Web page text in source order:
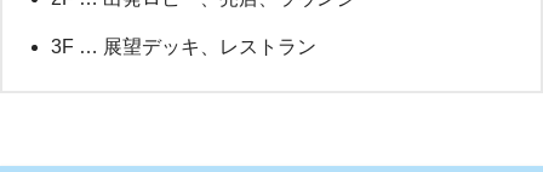
3F … 展望デッキ、レストラン